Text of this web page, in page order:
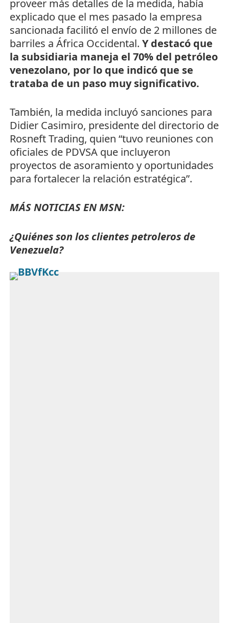
proveer más detalles de la medida, había
explicado que el mes pasado la empresa
sancionada facilitó el envío de 2 millones de
barriles a África Occidental. Y destacó que
la subsidiaria maneja el 70% del petróleo
venezolano, por lo que indicó que se
trataba de un paso muy significativo.
También, la medida incluyó sanciones para
Didier Casimiro, presidente del directorio de
Rosneft Trading, quien “tuvo reuniones con
oficiales de PDVSA que incluyeron
proyectos de asoramiento y oportunidades
para fortalecer la relación estratégica”.
MÁS NOTICIAS EN MSN:
¿Quiénes son los clientes petroleros de
Venezuela?